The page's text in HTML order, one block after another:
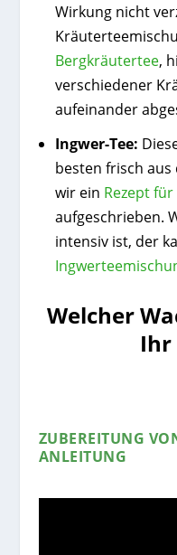
Wirkung nicht
Bergkräutertee,
verschiedener
aufeinander
Ingwer-Tee:
besten frisch aus
wir ein Rezept
aufgeschrieben.
intensiv ist, der
Welcher
Ihr
ZUBEREITUNG
ANLEITUNG